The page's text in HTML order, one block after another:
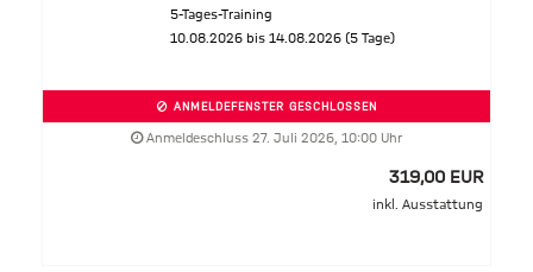
5-Tages-Training
10.08.2026 bis 14.08.2026 (5 Tage)
ANMELDEFENSTER GESCHLOSSEN
Anmeldeschluss 27. Juli 2026, 10:00 Uhr
319,00 EUR
inkl. Ausstattung